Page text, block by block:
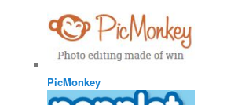
PicMonkey